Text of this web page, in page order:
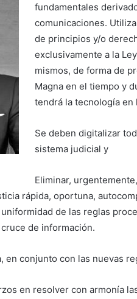
fundamentales
comunicaciones.
de principios y/o
exclusivamente a la
mismos, de forma de
Magna en el tiempo y
tendrá la tecnología en
Se deben digitalizar
sistema judicial y
Eliminar,
rápida, oportuna,
de las reglas
de información.
en conjunto con las nuevas
en resolver con armonía